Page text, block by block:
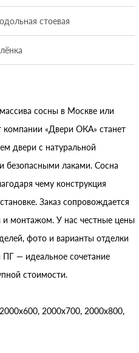
стоевая
сосны в Москве или
«Двери ОКА» станет
двери с натуральной
безопасными лаками. Сосна
чему конструкция
Заказ сопровождается
и монтажом. У нас честные цены
фото и варианты отделки
ПГ — идеальное сочетание
стоимости.
2000x700, 2000x800,